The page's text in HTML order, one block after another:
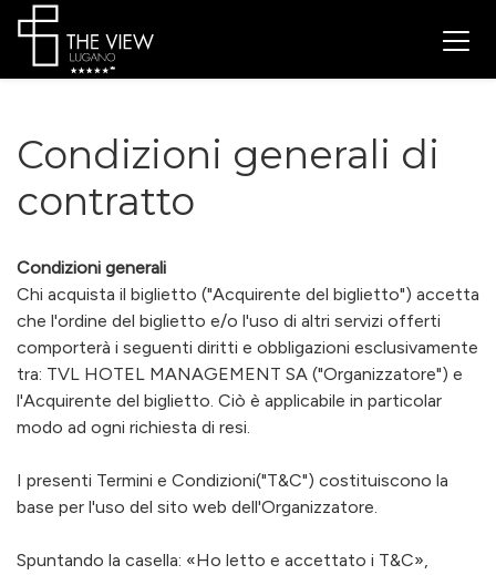
Condizioni generali di
contratto
Condizioni generali
Chi acquista il biglietto ("Acquirente del biglietto") accetta
che l'ordine del biglietto e/o l'uso di altri servizi offerti
comporterà i seguenti diritti e obbligazioni esclusivamente
tra: TVL HOTEL MANAGEMENT SA ("Organizzatore") e
l'Acquirente del biglietto. Ciò è applicabile in particolar
modo ad ogni richiesta di resi.
I presenti Termini e Condizioni("T&C") costituiscono la
base per l'uso del sito web dell'Organizzatore.
Spuntando la casella: «Ho letto e accettato i T&C»,